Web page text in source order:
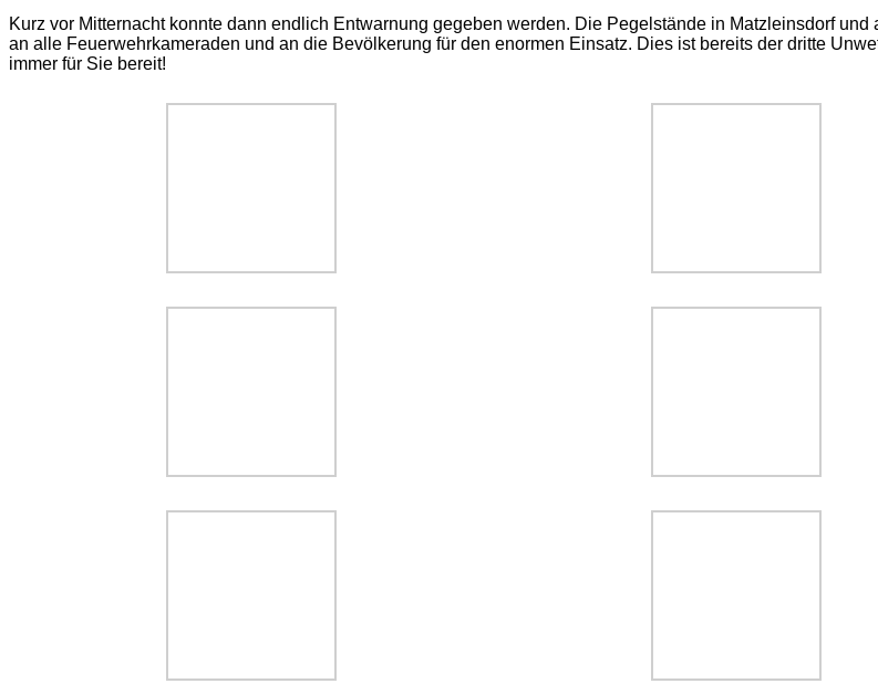
Kurz vor Mitternacht konnte dann endlich Entwarnung gegeben werden. Die Pegelstände in Matzleinsdorf
an alle Feuerwehrkameraden und an die Bevölkerung für den enormen Einsatz. Dies ist bereits der dritte
immer für Sie bereit!